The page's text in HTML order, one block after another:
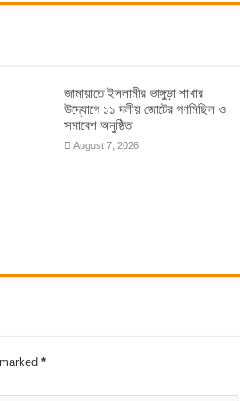
জামায়াতে ইসলামীর ভাঙ্গুড়া শাখার
উদ্যোগে ১১ দলীয় জোটের গণমিছিল ও
সমাবেশ অনুষ্ঠিত
August 7, 2026
*